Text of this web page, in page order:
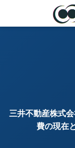
三井不動産株式
費の現在